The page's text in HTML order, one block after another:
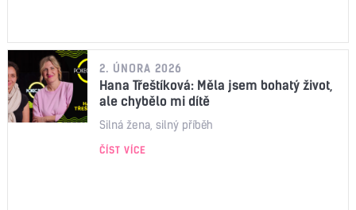
2. ÚNORA 2026
Hana Třeštíková: Měla jsem bohatý život,
ale chybělo mi dítě
Silná žena, silný příběh
ČÍST VÍCE